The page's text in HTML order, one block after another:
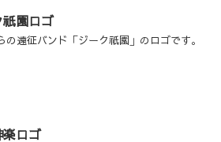
祇園ロゴ
の遠征バンド「ジーク祇園」のロゴです。
ロゴ